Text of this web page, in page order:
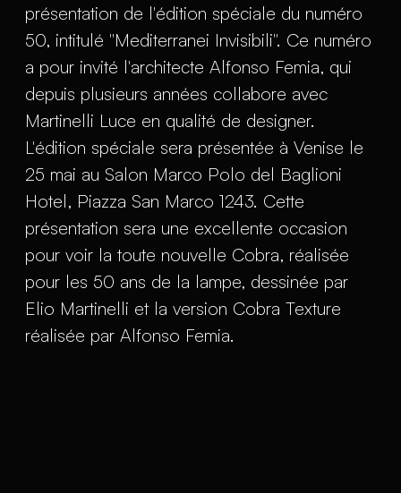
présentation de l'édition spéciale du numéro
50, intitulé "Mediterranei Invisibili". Ce numéro
a pour invité l'architecte Alfonso Femia, qui
depuis plusieurs années collabore avec
Martinelli Luce en qualité de designer.
L'édition spéciale sera présentée à Venise le
25 mai au Salon Marco Polo del Baglioni
Hotel, Piazza San Marco 1243. Cette
présentation sera une excellente occasion
pour voir la toute nouvelle Cobra, réalisée
pour les 50 ans de la lampe, dessinée par
Elio Martinelli et la version Cobra Texture
réalisée par Alfonso Femia.